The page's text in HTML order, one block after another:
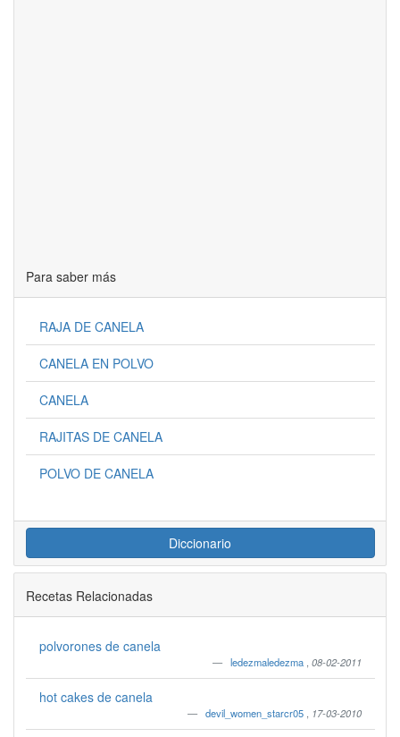
Para saber más
RAJA DE CANELA
CANELA EN POLVO
CANELA
RAJITAS DE CANELA
POLVO DE CANELA
Diccionario
Recetas Relacionadas
polvorones de canela
ledezmaledezma 08-02-2011
hot cakes de canela
devil_women_starcr05 17-03-2010